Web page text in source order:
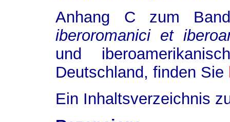
Anhang C zum
iberoromanici et
und
Deutschland, finden Sie
Ein Inhaltsverzeichnis